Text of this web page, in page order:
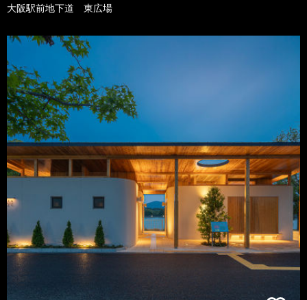
大阪駅前地下道 東広場